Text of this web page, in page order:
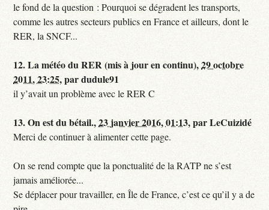
le fond de la question : Pourquoi se dégradent les transports,
comme les autres secteurs publics en France et ailleurs, dont le
RER, la SNCF...
12.La météo du RER (mis à jour en continu),29 octobre
2011, 23:25,pardudule91
il y’avait un problème avec le RER C
13.On est du bétail.,23 janvier 2016, 01:13,parLeCuizidé
Merci de continuer à alimenter cette page.
On se rend compte que la ponctualité de la RATP ne s’est
jamais améliorée...
Se déplacer pour travailler, en Île de France, c’est ce qu’il y a de